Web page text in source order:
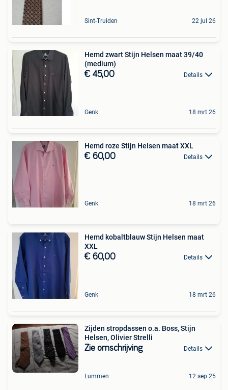
Sint-Truiden 22 jul 26
Hemd zwart Stijn Helsen maat 39/40
(medium)
€ 45,00 Details
Genk 18 mrt 26
Hemd roze Stijn Helsen maat XXL
€ 60,00 Details
Genk 18 mrt 26
Hemd kobaltblauw Stijn Helsen maat
XXL
€ 60,00 Details
Genk 18 mrt 26
Zijden stropdassen o.a. Boss, Stijn
Helsen, Olivier Strelli
Zie omschrijving Details
Lummen 12 sep 25